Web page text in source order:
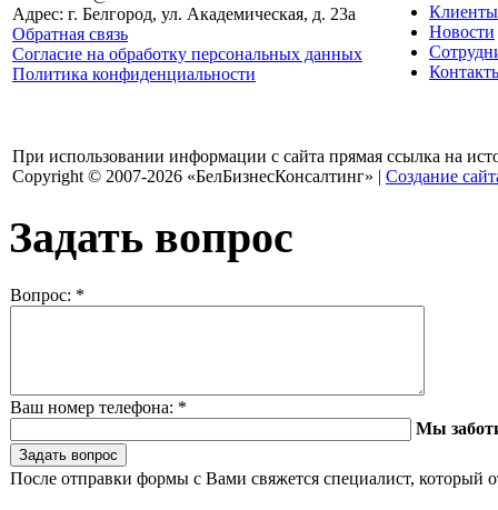
Адрес: г. Белгород, ул. Академическая, д. 23а
Обратная связь
Согласие на обработку персональных данных
Политика конфиденциальности
Клиенты
Новости
При использовании информации с сайта прямая ссылка на
Copyright © 2007-2026 «БелБизнесКонсалтинг» | Создание
Задать вопрос
Вопрос: *
Ваш номер телефона: *
Мы
После отправки формы с Вами свяжется специалист, который